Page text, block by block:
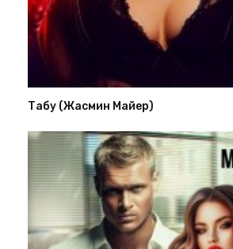
Табу (Жасмин Майер)